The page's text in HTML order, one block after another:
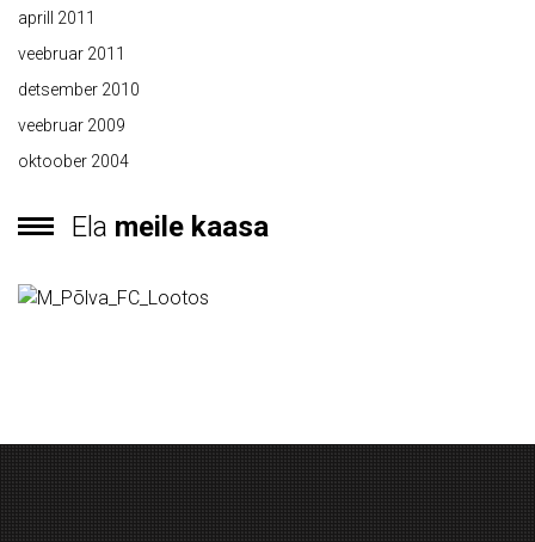
aprill 2011
veebruar 2011
detsember 2010
veebruar 2009
oktoober 2004
Ela meile kaasa